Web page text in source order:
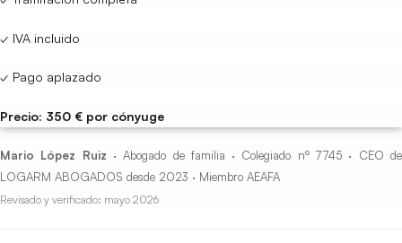
✓ IVA incluido
✓ Pago aplazado
Precio: 350 € por cónyuge
Mario López Ruiz · Abogado de familia · Colegiado nº 7745 · CEO de
LOGARM ABOGADOS desde 2023 · Miembro AEAFA
Revisado y verificado: mayo 2026